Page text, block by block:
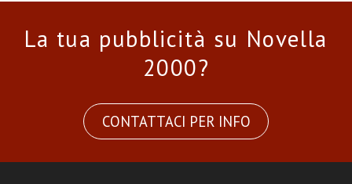
La tua pubblicità su Novella
2000?
CONTATTACI PER INFO